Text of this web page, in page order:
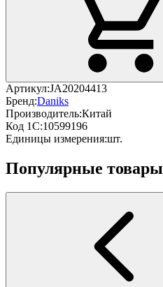
Артикул:JA20204413
Бренд:Daniks
Производитель:Китай
Код 1С:10599196
Единицы измерения:шт.
Популярные товары